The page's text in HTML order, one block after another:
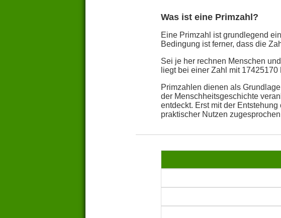
Was ist eine Primzahl?
Eine Primzahl ist grundlegend
Bedingung ist ferner, dass die
Sei je her rechnen Menschen
liegt bei einer Zahl mit
Primzahlen dienen als
der Menschheitsgeschichte
entdeckt. Erst mit der
praktischer Nutzen